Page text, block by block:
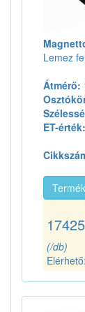
Lemez
Átmérő:
ET-érték:
(/db)
Elérhető: